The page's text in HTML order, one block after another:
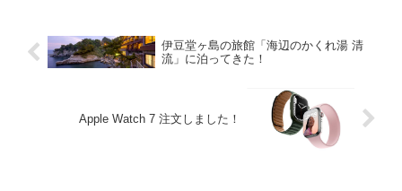
伊豆堂ヶ島の旅館「海辺のかくれ湯 清
流」に泊ってきた！
Apple Watch 7 注文しました！